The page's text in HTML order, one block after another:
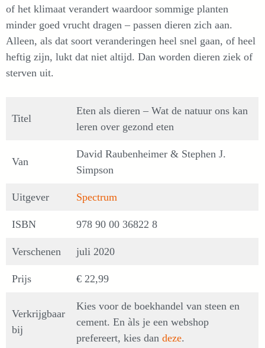
of het klimaat verandert waardoor sommige planten
minder goed vrucht dragen – passen dieren zich aan.
Alleen, als dat soort veranderingen heel snel gaan, of heel
heftig zijn, lukt dat niet altijd. Dan worden dieren ziek of
sterven uit.
Titel
Eten als dieren – Wat de natuur ons kan
leren over gezond eten
Van
David Raubenheimer & Stephen J.
Simpson
Uitgever Spectrum
ISBN 978 90 00 36822 8
Verschenen juli 2020
Prijs € 22,99
Verkrijgbaar
bij
Kies voor de boekhandel van steen en
cement. En àls je een webshop
prefereert, kies dan deze.